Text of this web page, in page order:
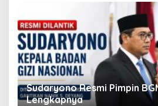
Sudaryono Resmi Pimpin
Lengkapnya